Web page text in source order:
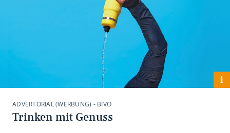
i
ADVERTORIAL (WERBUNG) - BIVO
Trinken mit Genuss